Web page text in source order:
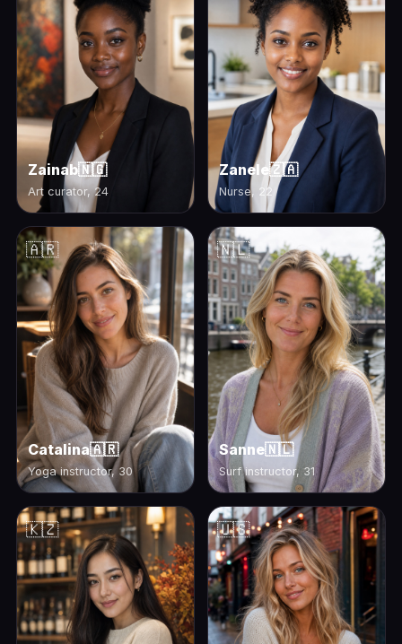
Zainab🇳🇬
Art curator, 24
Zanele🇿🇦
Nurse, 22
🇦🇷
Catalina🇦🇷
Yoga instructor, 30
🇳🇱
Sanne🇳🇱
Surf instructor, 31
🇰🇿 🇺🇸